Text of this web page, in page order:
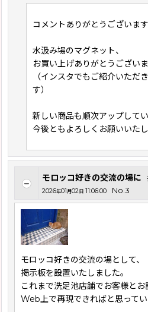
コメントありがとうございます
水汲み場のマグネット、
お買い上げありがとうございま
（インスタでもご紹介いただ
す）
新しい商品も順次アップしてい
今後ともよろしくお願いいた
モロッコ好きの交流の場に
2026年01月02日 11:06:00 No.3
モロッコ好きの交流の場として、
掲示板を設置いたしました。
これまで洗足池店舗でお客様とお
Web上で再現できればと思ってい